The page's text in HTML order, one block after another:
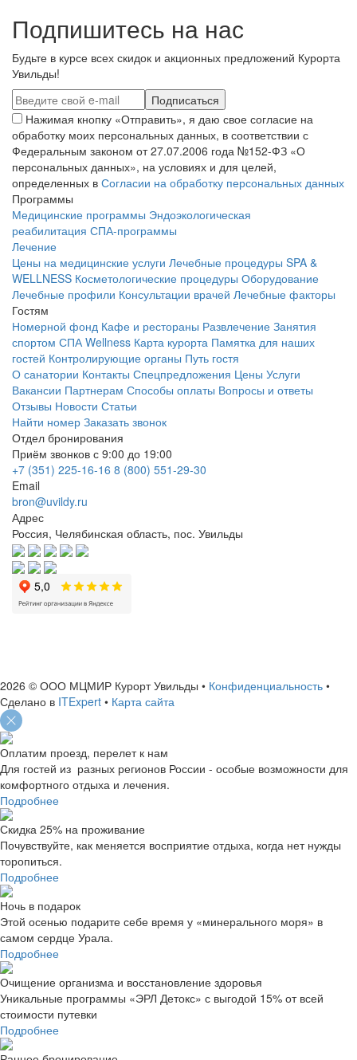
Подпишитесь на нас
Будьте в курсе всех скидок и акционных предложений Курорта
Увильды!
Нажимая кнопку «Отправить», я даю свое согласие на
обработку моих персональных данных, в соответствии с
Федеральным законом от 27.07.2006 года №152-ФЗ «О
персональных данных», на условиях и для целей,
определенных в Согласии на обработку персональных данных
Программы
Медицинские программы Эндоэкологическая
реабилитация СПА-программы
Лечение
Цены на медицинские услуги Лечебные процедуры SPA &
WELLNESS Косметологические процедуры Оборудование
Лечебные профили Консультации врачей Лечебные факторы
Гостям
Номерной фонд Кафе и рестораны Развлечение Занятия
спортом СПА Wellness Карта курорта Памятка для наших
гостей Контролирующие органы Путь гостя
О санатории Контакты Спецпредложения Цены Услуги
Вакансии Партнерам Способы оплаты Вопросы и ответы
Отзывы Новости Статьи
Найти номер Заказать звонок
Отдел бронирования
Приём звонков с 9:00 до 19:00
+7 (351) 225-16-16 8 (800) 551-29-30
Email
bron@uvildy.ru
Адрес
Россия, Челябинская область, пос. Увильды
2026 © ООО МЦМИР Курорт Увильды • Конфиденциальность •
Сделано в ITExpert • Карта сайта
Оплатим проезд, перелет к нам
Для гостей из разных регионов России - особые возможности для
комфортного отдыха и лечения.
Подробнее
Скидка 25% на проживание
Почувствуйте, как меняется восприятие отдыха, когда нет нужды
торопиться.
Подробнее
Ночь в подарок
Этой осенью подарите себе время у «минерального моря» в
самом сердце Урала.
Подробнее
Очищение организма и восстановление здоровья
Уникальные программы «ЭРЛ Детокс» с выгодой 15% от всей
стоимости путевки
Подробнее